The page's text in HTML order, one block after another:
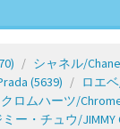
シャネル/
(5639) ロエベ
クロムハーツ/
ミー・チュウ/JIMMY